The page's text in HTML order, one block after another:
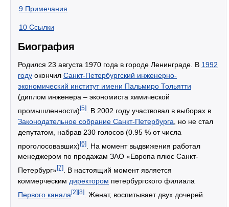
9 Примечания
10 Ссылки
Биография
Родился 23 августа 1970 года в городе Ленинграде. В 1992
году окончил Санкт-Петербургский инженерно-
экономический институт имени Пальмиро Тольятти
(диплом инженера – экономиста химической
промышленности)[5]
. В 2002 году участвовал в выборах в
Законодательное собрание Санкт-Петербурга , но не стал
депутатом, набрав 230 голосов (0.95 % от числа
проголосовавших)[6]
. На момент выдвижения работал
менеджером по продажам ЗАО «Европа плюс Санкт-
Петербург»[7]
. В настоящий момент является
коммерческим директором петербургского филиала
Первого канала[2][8] . Женат, воспитывает двух дочерей.